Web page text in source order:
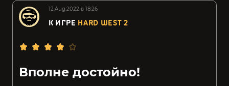
12.Aug.2022 в 18:26
К ИГРЕ HARD WEST 2
Вполне достойно!